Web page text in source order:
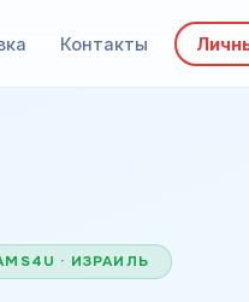
Контакты
· ИЗРАИЛЬ